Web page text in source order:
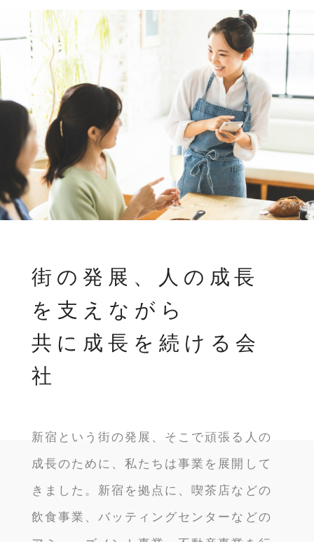
街の発展、人の成長
を支えながら
共に成長を続ける会
社
新宿という街の発展、そこで頑張る人の
成長のために、私たちは事業を展開して
きました。新宿を拠点に、喫茶店などの
飲食事業、バッティングセンターなどの